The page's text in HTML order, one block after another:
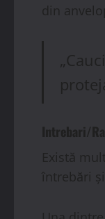
din
Intrebari/
Există
întrebări